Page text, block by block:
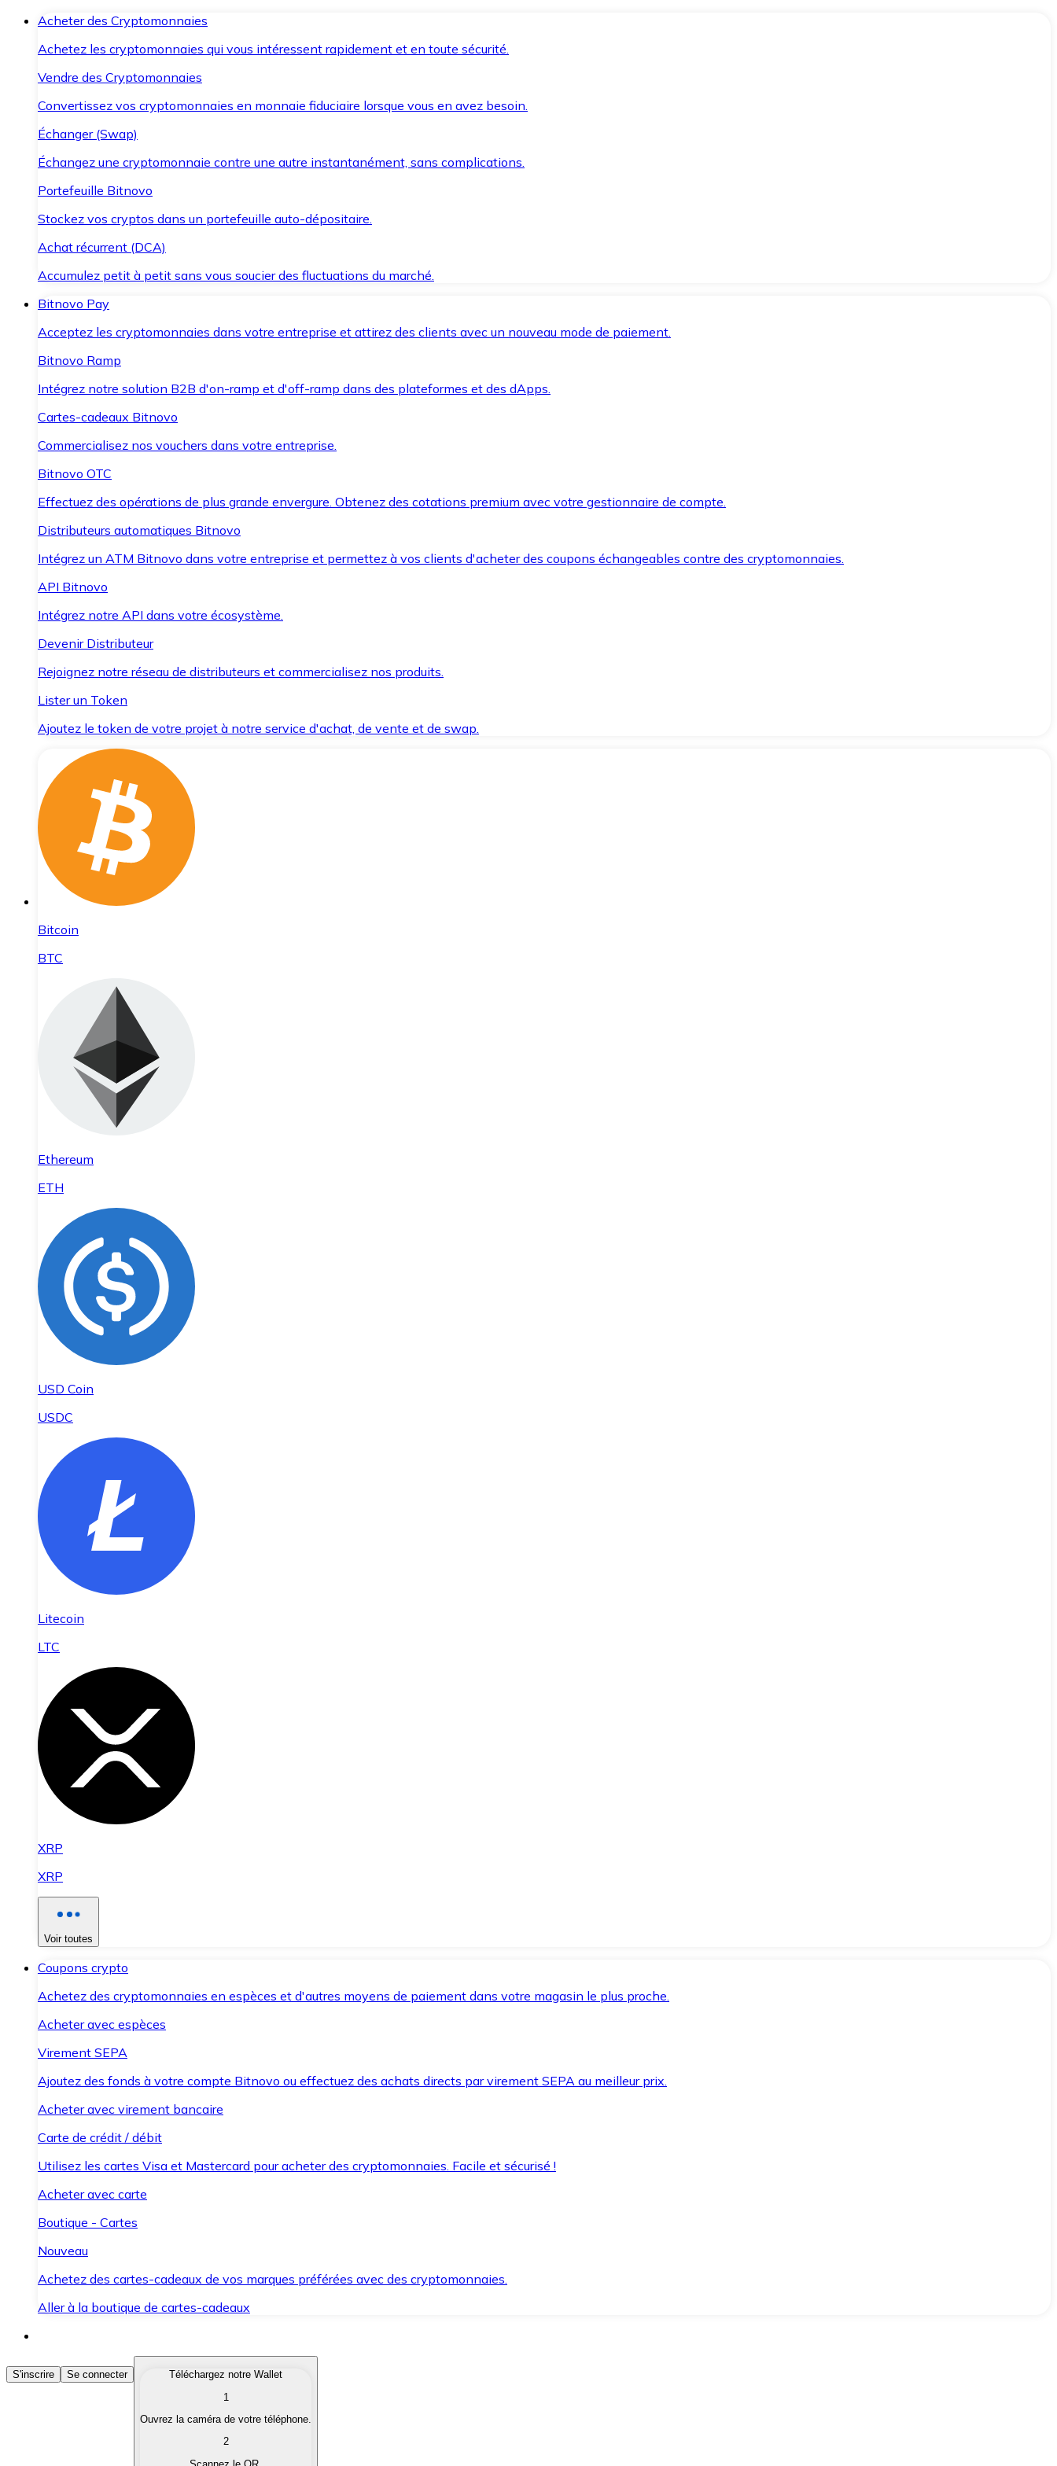
Acheter des Cryptomonnaies
Achetez les cryptomonnaies qui vous intéressent rapidement et en toute sécurité.
Vendre des Cryptomonnaies
Convertissez vos cryptomonnaies en monnaie fiduciaire lorsque vous en avez besoin.
Échanger (Swap)
Échangez une cryptomonnaie contre une autre instantanément, sans complications.
Portefeuille Bitnovo
Stockez vos cryptos dans un portefeuille auto-dépositaire.
Achat récurrent (DCA)
Accumulez petit à petit sans vous soucier des fluctuations du marché.
Bitnovo Pay
Acceptez les cryptomonnaies dans votre entreprise et attirez des clients avec un nouveau mode de paiement.
Bitnovo Ramp
Intégrez notre solution B2B d'on-ramp et d'off-ramp dans des plateformes et des dApps.
Cartes-cadeaux Bitnovo
Commercialisez nos vouchers dans votre entreprise.
Bitnovo OTC
Effectuez des opérations de plus grande envergure. Obtenez des cotations premium avec votre gestionnaire de compte.
Distributeurs automatiques Bitnovo
Intégrez un ATM Bitnovo dans votre entreprise et permettez à vos clients d'acheter des coupons échangeables contre des cryptomonnaies.
API Bitnovo
Intégrez notre API dans votre écosystème.
Devenir Distributeur
Rejoignez notre réseau de distributeurs et commercialisez nos produits.
Lister un Token
Ajoutez le token de votre projet à notre service d'achat, de vente et de swap.
Bitcoin
BTC
Ethereum
ETH
USD Coin
USDC
Litecoin
LTC
XRP
XRP
Voir toutes
Coupons crypto
Achetez des cryptomonnaies en espèces et d'autres moyens de paiement dans votre magasin le plus proche.
Acheter avec espèces
Virement SEPA
Ajoutez des fonds à votre compte Bitnovo ou effectuez des achats directs par virement SEPA au meilleur prix.
Acheter avec virement bancaire
Carte de crédit / débit
Utilisez les cartes Visa et Mastercard pour acheter des cryptomonnaies. Facile et sécurisé !
Acheter avec carte
Boutique - Cartes
Nouveau
Achetez des cartes-cadeaux de vos marques préférées avec des cryptomonnaies.
Aller à la boutique de cartes-cadeaux
Acheter des Cryptomonnaies
Achetez les cryptomonnaies qui vous intéressent rapidement et en toute sécurité.
Convertissez vos cryptomonnaies en monnaie fiduciaire lorsque vous en avez besoin.
S'inscrire Se connecter
Téléchargez notre Wallet
1
Ouvrez la caméra de votre téléphone.
2